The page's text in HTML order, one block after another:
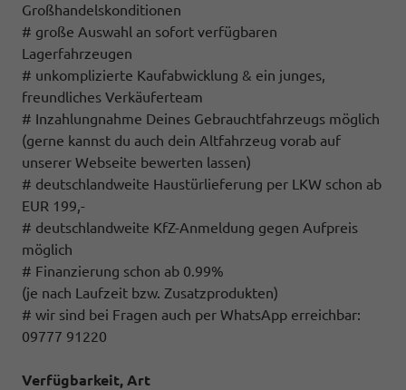
Großhandelskonditionen
# große Auswahl an sofort verfügbaren
Lagerfahrzeugen
# unkomplizierte Kaufabwicklung & ein junges,
freundliches Verkäuferteam
# Inzahlungnahme Deines Gebrauchtfahrzeugs möglich
(gerne kannst du auch dein Altfahrzeug vorab auf
unserer Webseite bewerten lassen)
# deutschlandweite Haustürlieferung per LKW schon ab
EUR 199,-
# deutschlandweite KfZ-Anmeldung gegen Aufpreis
möglich
# Finanzierung schon ab 0.99%
(je nach Laufzeit bzw. Zusatzprodukten)
# wir sind bei Fragen auch per WhatsApp erreichbar:
09777 91220
Verfügbarkeit, Art